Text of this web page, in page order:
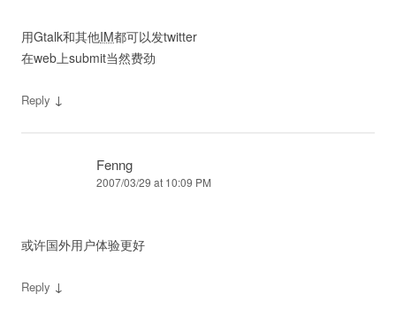
用Gtalk和其他IM都可以发twitter
在web上submit当然费劲
Reply ↓
Fenng
2007/03/29 at 10:09 PM
或许国外用户体验更好
Reply ↓